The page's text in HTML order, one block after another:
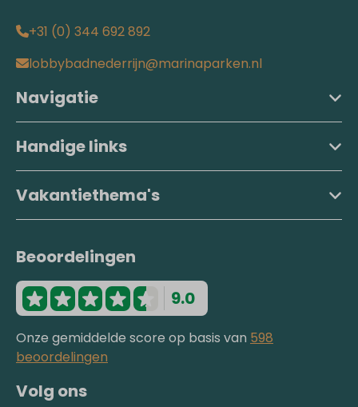
+31 (0) 344 692 892
lobbybadnederrijn@marinaparken.nl
Navigatie
Handige links
Vakantiethema's
Beoordelingen
9.0
Onze gemiddelde score op basis van 598
beoordelingen
Volg ons